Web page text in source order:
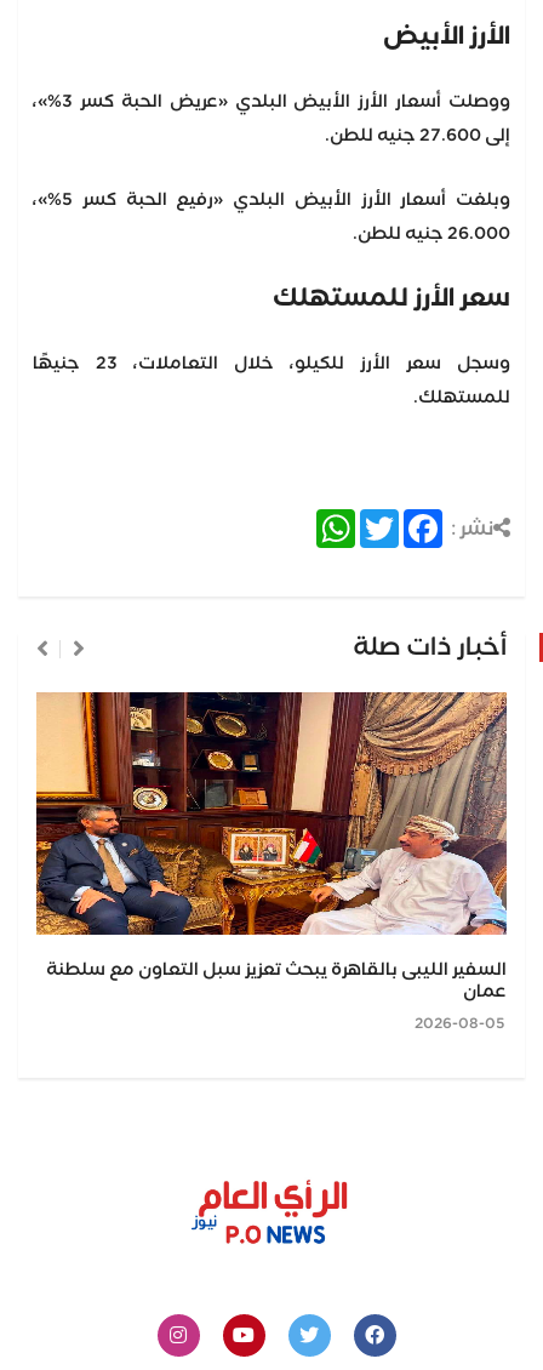
الأرز الأبيض
ووصلت أسعار الأرز الأبيض البلدي «عريض الحبة كسر 3%»،
إلى 27.600 جنيه للطن.
وبلغت أسعار الأرز الأبيض البلدي «رفيع الحبة كسر 5%»،
26.000 جنيه للطن.
سعر الأرز للمستهلك
وسجل سعر الأرز للكيلو، خلال التعاملات، 23 جنيهًا
للمستهلك.
نشر : Facebook
Twitter
WhatsApp
أخبار ذات صلة
السفير الليبى بالقاهرة يبحث تعزيز سبل التعاون مع سلطنة
عمان